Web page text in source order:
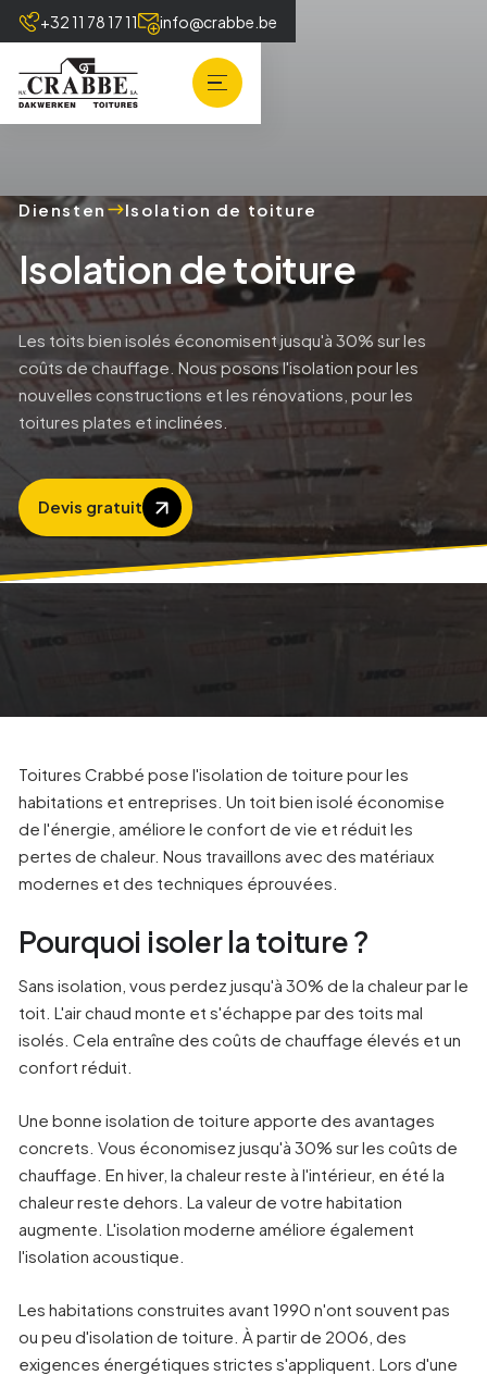
+32 11 78 17 11 info@crabbe.be
Diensten Isolation de toiture
Isolation de toiture
Les toits bien isolés économisent jusqu'à 30% sur les
coûts de chauffage. Nous posons l'isolation pour les
nouvelles constructions et les rénovations, pour les
toitures plates et inclinées.
Devis gratuit
Toitures Crabbé pose l'isolation de toiture pour les
habitations et entreprises. Un toit bien isolé économise
de l'énergie, améliore le confort de vie et réduit les
pertes de chaleur. Nous travaillons avec des matériaux
modernes et des techniques éprouvées.
Pourquoi isoler la toiture ?
Sans isolation, vous perdez jusqu'à 30% de la chaleur par le
toit. L'air chaud monte et s'échappe par des toits mal
isolés. Cela entraîne des coûts de chauffage élevés et un
confort réduit.
Une bonne isolation de toiture apporte des avantages
concrets. Vous économisez jusqu'à 30% sur les coûts de
chauffage. En hiver, la chaleur reste à l'intérieur, en été la
chaleur reste dehors. La valeur de votre habitation
augmente. L'isolation moderne améliore également
l'isolation acoustique.
Les habitations construites avant 1990 n'ont souvent pas
ou peu d'isolation de toiture. À partir de 2006, des
exigences énergétiques strictes s'appliquent. Lors d'une